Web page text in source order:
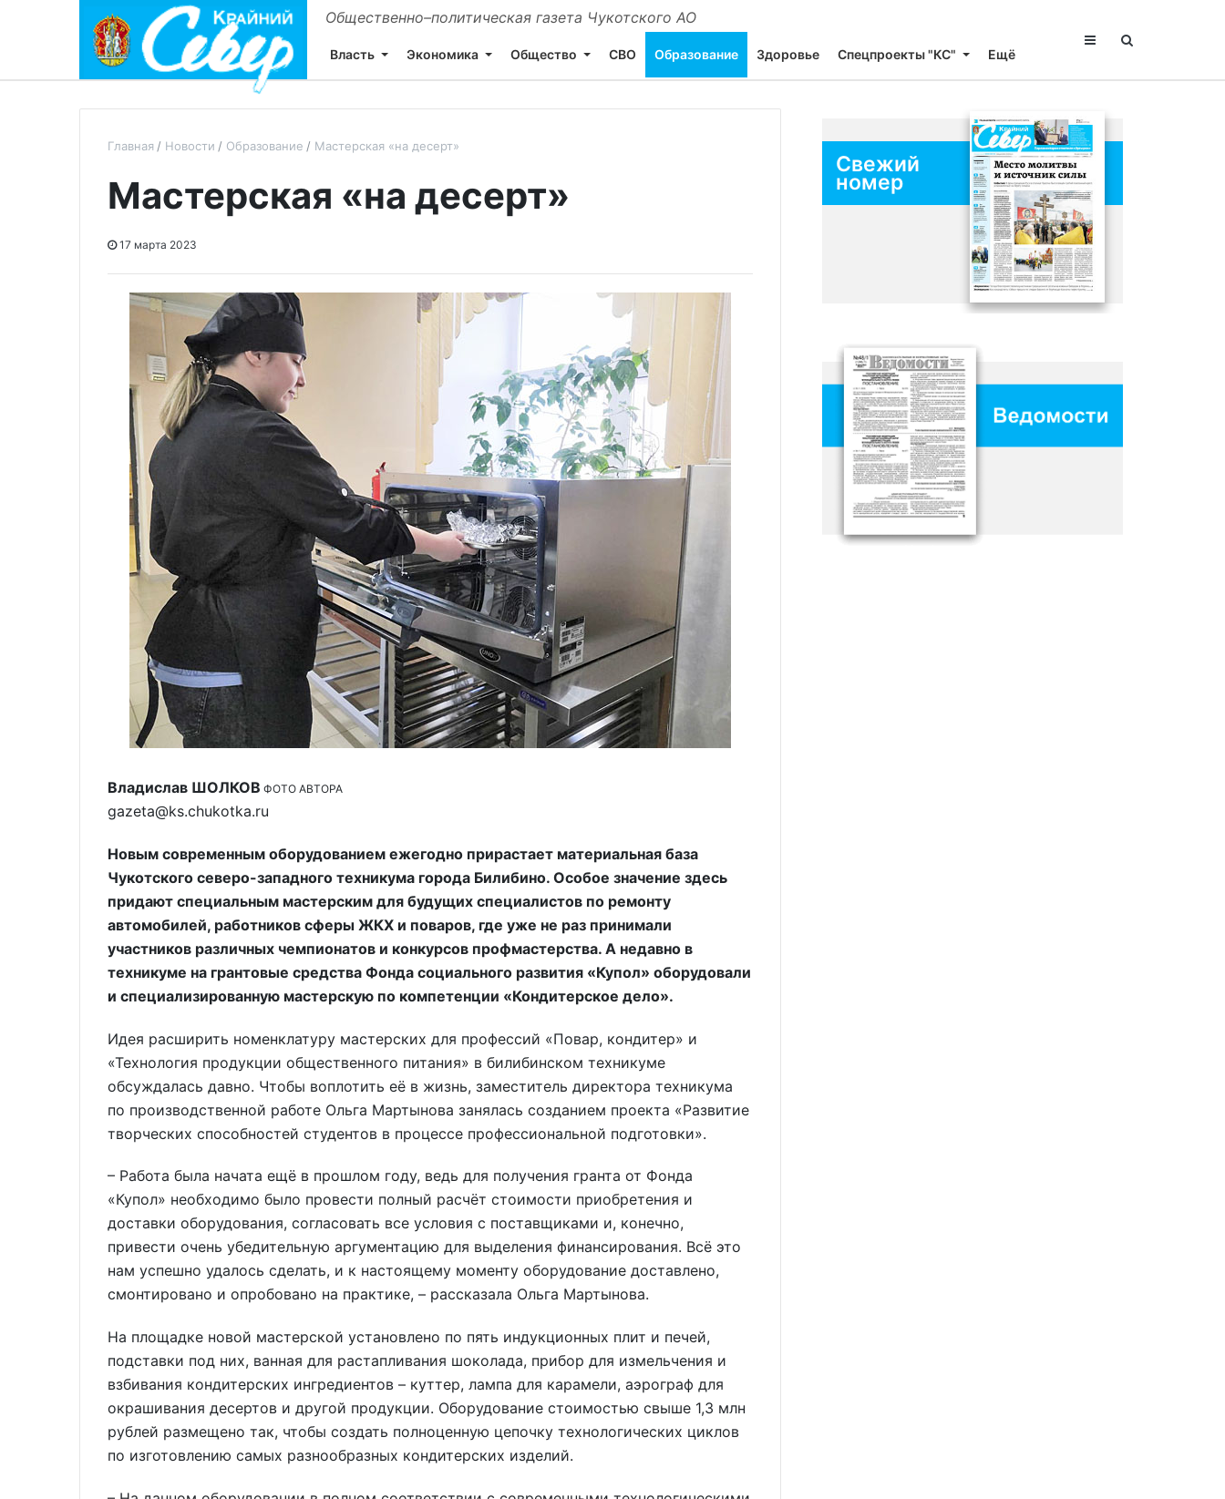
Общественно–политическая газета Чукотского АО
Власть Экономика Общество СВО Образование Здоровье Спецпроекты "КС" Ещё
Главная Новости Образование Мастерская «на десерт»
Мастерская «на десерт»
17 марта 2023
Владислав ШОЛКОВ ФОТО АВТОРА
gazeta@ks.chukotka.ru
Новым современным оборудованием ежегодно прирастает материальная база
Чукотского северо-западного техникума города Билибино. Особое значение здесь
придают специальным мастерским для будущих специалистов по ремонту
автомобилей, работников сферы ЖКХ и поваров, где уже не раз принимали
участников различных чемпионатов и конкурсов профмастерства. А недавно в
техникуме на грантовые средства Фонда социального развития «Купол» оборудовали
и специализированную мастерскую по компетенции «Кондитерское дело».
Идея расширить номенклатуру мастерских для профессий «Повар, кондитер» и
«Технология продукции общественного питания» в билибинском техникуме
обсуждалась давно. Чтобы воплотить её в жизнь, заместитель директора техникума
по производственной работе Ольга Мартынова занялась созданием проекта «Развитие
творческих способностей студентов в процессе профессиональной подготовки».
– Работа была начата ещё в прошлом году, ведь для получения гранта от Фонда
«Купол» необходимо было провести полный расчёт стоимости приобретения и
доставки оборудования, согласовать все условия с поставщиками и, конечно,
привести очень убедительную аргументацию для выделения финансирования. Всё это
нам успешно удалось сделать, и к настоящему моменту оборудование доставлено,
смонтировано и опробовано на практике, – рассказала Ольга Мартынова.
На площадке новой мастерской установлено по пять индукционных плит и печей,
подставки под них, ванная для растапливания шоколада, прибор для измельчения и
взбивания кондитерских ингредиентов – куттер, лампа для карамели, аэрограф для
окрашивания десертов и другой продукции. Оборудование стоимостью свыше 1,3 млн
рублей размещено так, чтобы создать полноценную цепочку технологических циклов
по изготовлению самых разнообразных кондитерских изделий.
Свежий
номер